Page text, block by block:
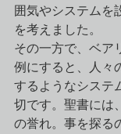
囲気やシステムを
を考えました。
その一方で、ベア
例にすると、人々
するようなシステ
切です。聖書には
の誉れ。事を探る